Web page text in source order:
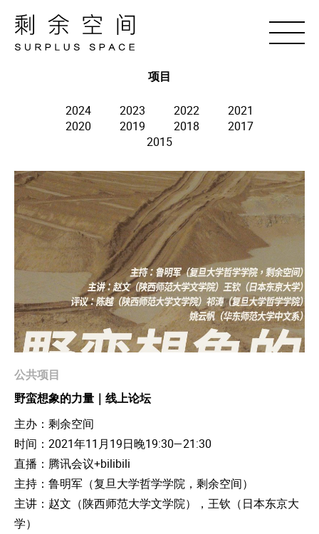
项目
2024 2023 2022
2021
2020
2019 2018
2017
2015
公共项目
野蛮想象的力量｜线上论坛
主办：剩余空间
时间：2021年11月19日晚19:30—21:30
直播：腾讯会议+bilibili
主持：鲁明军（复旦大学哲学学院，剩余空间）
主讲：赵文（陕西师范大学文学院），王钦（日本东京大
学）